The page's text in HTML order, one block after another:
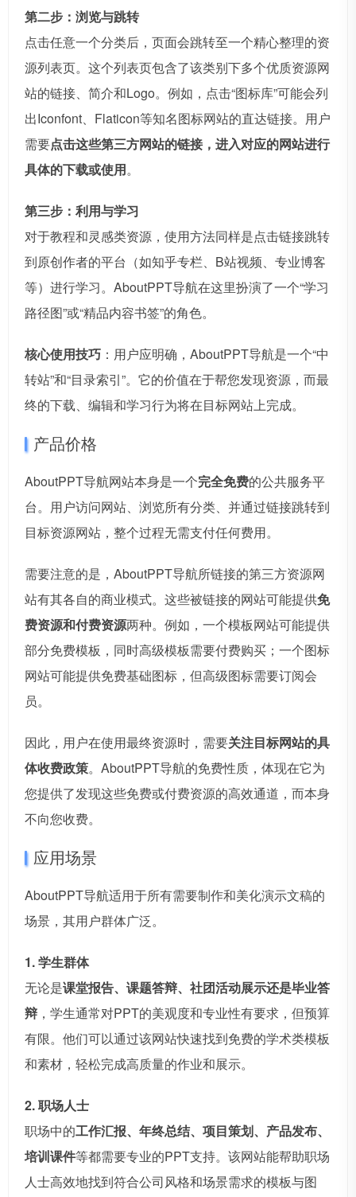
第二步：浏览与跳转
点击任意一个分类后，页面会跳转至一个精心整理的资
源列表页。这个列表页包含了该类别下多个优质资源网
站的链接、简介和Logo。例如，点击“图标库”可能会列
出Iconfont、Flaticon等知名图标网站的直达链接。用户
需要点击这些第三方网站的链接，进入对应的网站进行
具体的下载或使用。
第三步：利用与学习
对于教程和灵感类资源，使用方法同样是点击链接跳转
到原创作者的平台（如知乎专栏、B站视频、专业博客
等）进行学习。AboutPPT导航在这里扮演了一个“学习
路径图”或“精品内容书签”的角色。
核心使用技巧 ：用户应明确，AboutPPT导航是一个“中
转站”和“目录索引”。它的价值在于帮您发现资源，而最
终的下载、编辑和学习行为将在目标网站上完成。
产品价格
AboutPPT导航网站本身是一个完全免费的公共服务平
台。用户访问网站、浏览所有分类、并通过链接跳转到
目标资源网站，整个过程无需支付任何费用。
需要注意的是，AboutPPT导航所链接的第三方资源网
站有其各自的商业模式。这些被链接的网站可能提供免
费资源和付费资源两种。例如，一个模板网站可能提供
部分免费模板，同时高级模板需要付费购买；一个图标
网站可能提供免费基础图标，但高级图标需要订阅会
员。
因此，用户在使用最终资源时，需要关注目标网站的具
体收费政策。AboutPPT导航的免费性质，体现在它为
您提供了发现这些免费或付费资源的高效通道，而本身
不向您收费。
应用场景
AboutPPT导航适用于所有需要制作和美化演示文稿的
场景，其用户群体广泛。
1. 学生群体
无论是课堂报告、课题答辩、社团活动展示还是毕业答
辩 ，学生通常对PPT的美观度和专业性有要求，但预算
有限。他们可以通过该网站快速找到免费的学术类模板
和素材，轻松完成高质量的作业和展示。
2. 职场人士
职场中的工作汇报、年终总结、项目策划、产品发布、
培训课件等都需要专业的PPT支持。该网站能帮助职场
人士高效地找到符合公司风格和场景需求的模板与图